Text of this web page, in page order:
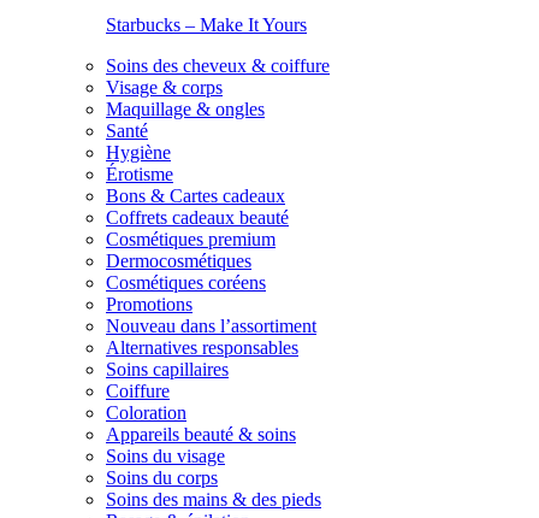
Starbucks – Make It Yours
Soins des cheveux & coiffure
Visage & corps
Maquillage & ongles
Santé
Hygiène
Érotisme
Bons & Cartes cadeaux
Coffrets cadeaux beauté
Cosmétiques premium
Dermocosmétiques
Cosmétiques coréens
Promotions
Nouveau dans l’assortiment
Alternatives responsables
Soins capillaires
Coiffure
Coloration
Appareils beauté & soins
Soins du visage
Soins du corps
Soins des mains & des pieds